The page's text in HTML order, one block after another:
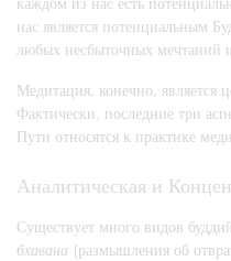
нас является потенциальным
любых несбыточных мечтаний
Медитация, конечно, является
Фактически, последние три
Пути относятся к практике
Аналитическая и
Существует много видов
бхавана (размышления об